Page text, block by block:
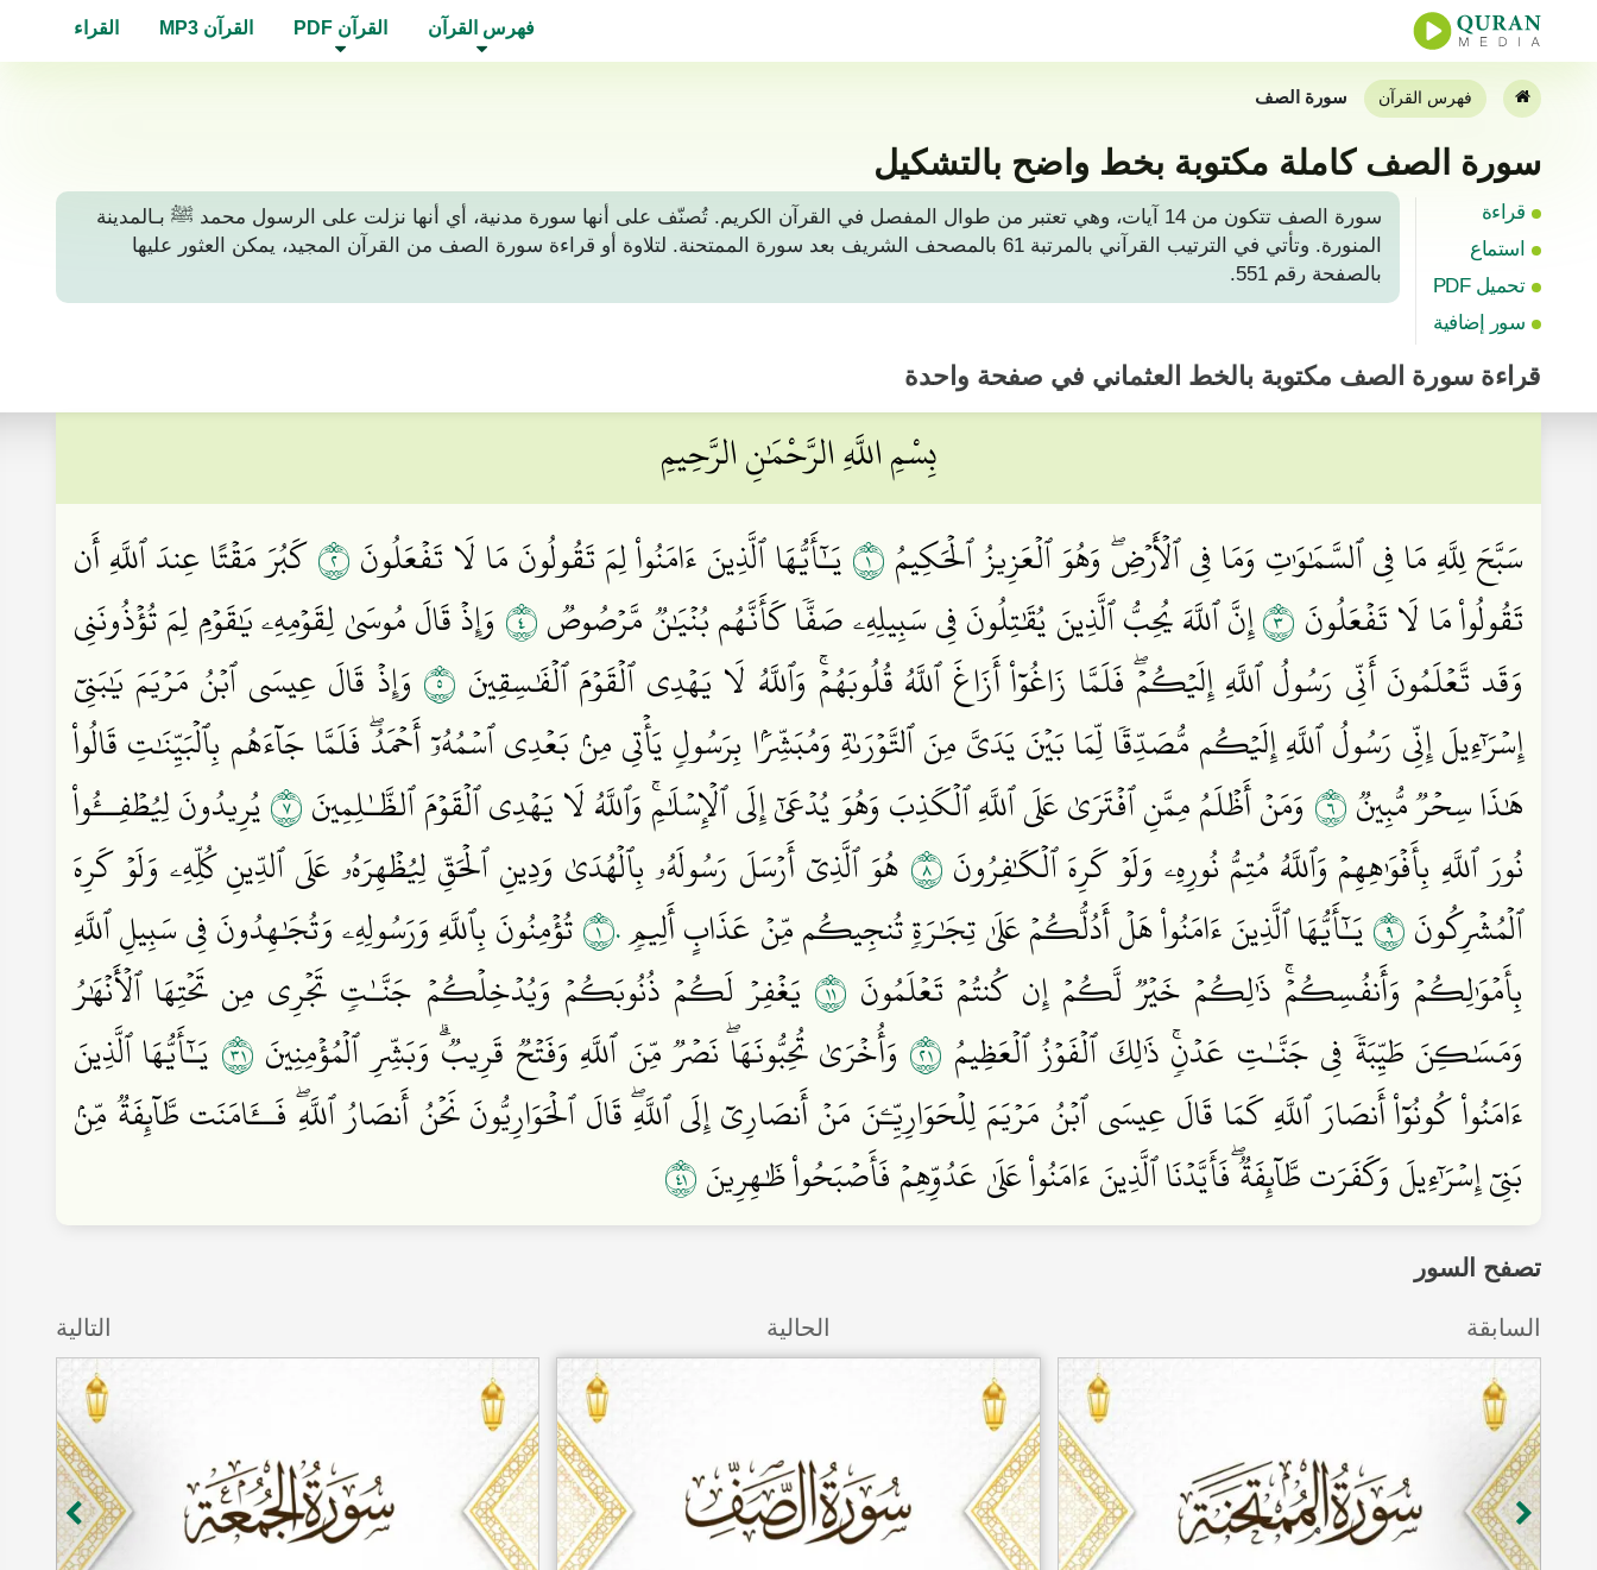
فهرس القرآن القرآن PDF القرآن MP3 القراء
فهرس القرآن سورة الصف
سورة الصف كاملة مكتوبة بخط واضح بالتشكيل
قراءة
استماع
تحميل PDF
سور إضافية
سورة الصف تتكون من 14 آيات، وهي تعتبر من طوال المفصل في القرآن الكريم. تُصنّف على أنها سورة مدنية، أي أنها نزلت على الرسول محمد ﷺ بـالمدينة
المنورة. وتأتي في الترتيب القرآني بالمرتبة 61 بالمصحف الشريف بعد سورة الممتحنة. لتلاوة أو قراءة سورة الصف من القرآن المجيد، يمكن العثور عليها
بالصفحة رقم 551.
قراءة سورة الصف مكتوبة بالخط العثماني في صفحة واحدة
بِسْمِ اللَّهِ الرَّحْمَٰنِ الرَّحِيمِ
سَبَّحَ لِلَّهِ مَا فِي ٱلسَّمَٰوَٰتِ وَمَا فِي ٱلۡأَرۡضِۖ وَهُوَ ٱلۡعَزِيزُ ٱلۡحَكِيمُ١يَـٰٓأَيُّهَا ٱلَّذِينَ ءَامَنُواْ لِمَ تَقُولُونَ مَا لَا تَفۡعَلُونَ٢كَبُرَ مَقۡتًا عِندَ ٱللَّهِ أَن
تَقُولُواْ مَا لَا تَفۡعَلُونَ٣إِنَّ ٱللَّهَ يُحِبُّ ٱلَّذِينَ يُقَٰتِلُونَ فِي سَبِيلِهِۦ صَفّٗا كَأَنَّهُم بُنۡيَٰنٞ مَّرۡصُوصٞ٤ وَإِذۡ قَالَ مُوسَىٰ لِقَوۡمِهِۦ يَٰقَوۡمِ لِمَ تُؤۡذُونَنِي
وَقَد تَّعۡلَمُونَ أَنِّي رَسُولُ ٱللَّهِ إِلَيۡكُمۡۖ فَلَمَّا زَاغُوٓاْ أَزَاغَ ٱللَّهُ قُلُوبَهُمۡۚ وَٱللَّهُ لَا يَهۡدِي ٱلۡقَوۡمَ ٱلۡفَٰسِقِينَ ٥ وَإِذۡ قَالَ عِيسَى ٱبۡنُ مَرۡيَمَ يَٰبَنِيٓ
إِسۡرَـٰٓءِيلَ إِنِّي رَسُولُ ٱللَّهِ إِلَيۡكُم مُّصَدِّقٗا لِّمَا بَيۡنَ يَدَيَّ مِنَ ٱلتَّوۡرَىٰةِ وَمُبَشِّرَۢا بِرَسُولٖ يَأۡتِي مِنۢ بَعۡدِي ٱسۡمُهُۥٓ أَحۡمَدُۖ فَلَمَّا جَآءَهُم بِٱلۡبَيِّنَٰتِ قَالُواْ
هَٰذَا سِحۡرٞ مُّبِينٞ٦ وَمَنۡ أَظۡلَمُ مِمَّنِ ٱفۡتَرَىٰ عَلَى ٱللَّهِ ٱلۡكَذِبَ وَهُوَ يُدۡعَىٰٓ إِلَى ٱلۡإِسۡلَٰمِۚ وَٱللَّهُ لَا يَهۡدِي ٱلۡقَوۡمَ ٱلظَّـٰلِمِينَ٧يُرِيدُونَ لِيُطۡفِــُٔواْ
نُورَ ٱللَّهِ بِأَفۡوَٰهِهِمۡ وَٱللَّهُ مُتِمُّ نُورِهِۦ وَلَوۡ كَرِهَ ٱلۡكَٰفِرُونَ٨ هُوَ ٱلَّذِيٓ أَرۡسَلَ رَسُولَهُۥ بِٱلۡهُدَىٰ وَدِينِ ٱلۡحَقِّ لِيُظۡهِرَهُۥ عَلَى ٱلدِّينِ كُلِّهِۦ وَلَوۡ كَرِهَ
ٱلۡمُشۡرِكُونَ٩يَـٰٓأَيُّهَا ٱلَّذِينَ ءَامَنُواْ هَلۡ أَدُلُّكُمۡ عَلَىٰ تِجَٰرَةٖ تُنجِيكُم مِّنۡ عَذَابٍ أَلِيمٖ١٠تُؤۡمِنُونَ بِٱللَّهِ وَرَسُولِهِۦ وَتُجَٰهِدُونَ فِي سَبِيلِ ٱللَّهِ
بِأَمۡوَٰلِكُمۡ وَأَنفُسِكُمۡۚ ذَٰلِكُمۡ خَيۡرٞ لَّكُمۡ إِن كُنتُمۡ تَعۡلَمُونَ ١١ يَغۡفِرۡ لَكُمۡ ذُنُوبَكُمۡ وَيُدۡخِلۡكُمۡ جَنَّـٰتٖ تَجۡرِي مِن تَحۡتِهَا ٱلۡأَنۡهَٰرُ
وَمَسَٰكِنَ طَيِّبَةٗ فِي جَنَّـٰتِ عَدۡنٖۚ ذَٰلِكَ ٱلۡفَوۡزُ ٱلۡعَظِيمُ ١٢ وَأُخۡرَىٰ تُحِبُّونَهَاۖ نَصۡرٞ مِّنَ ٱللَّهِ وَفَتۡحٞ قَرِيبٞۗ وَبَشِّرِ ٱلۡمُؤۡمِنِينَ ١٣ يَـٰٓأَيُّهَا ٱلَّذِينَ
ءَامَنُواْ كُونُوٓاْ أَنصَارَ ٱللَّهِ كَمَا قَالَ عِيسَى ٱبۡنُ مَرۡيَمَ لِلۡحَوَارِيِّـۧنَ مَنۡ أَنصَارِيٓ إِلَى ٱللَّهِۖ قَالَ ٱلۡحَوَارِيُّونَ نَحۡنُ أَنصَارُ ٱللَّهِۖ فَــَٔامَنَت طَّآئِفَةٞ مِّنۢ
بَنِيٓ إِسۡرَـٰٓءِيلَ وَكَفَرَت طَّآئِفَةٞۖ فَأَيَّدۡنَا ٱلَّذِينَ ءَامَنُواْ عَلَىٰ عَدُوِّهِمۡ فَأَصۡبَحُواْ ظَٰهِرِينَ١٤
تصفح السور
الحالية السابقة التالية